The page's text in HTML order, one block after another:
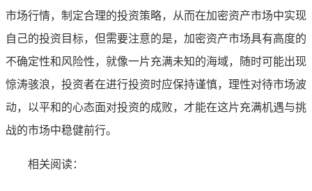
市场行情，制定合理的投资策略，从而在加密资产市场中实现
自己的投资目标，但需要注意的是，加密资产市场具有高度的
不确定性和风险性，就像一片充满未知的海域，随时可能出现
惊涛骇浪，投资者在进行投资时应保持谨慎，理性对待市场波
动，以平和的心态面对投资的成败，才能在这片充满机遇与挑
战的市场中稳健前行。
相关阅读：